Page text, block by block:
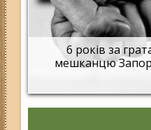
6 років за
мешканцю